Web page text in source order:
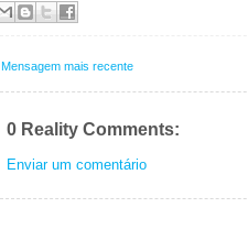
Mensagem mais recente
0 Reality Comments:
Enviar um comentário